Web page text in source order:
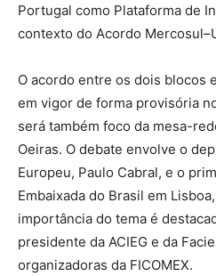
Portugal como Plataforma de
contexto do Acordo
O acordo entre os dois blocos
em vigor de forma provisória
será também foco da mesa-
Oeiras. O debate envolve o
Europeu, Paulo Cabral, e o
Embaixada do Brasil em
importância do tema é
presidente da ACIEG e da
organizadoras da FICOMEX.